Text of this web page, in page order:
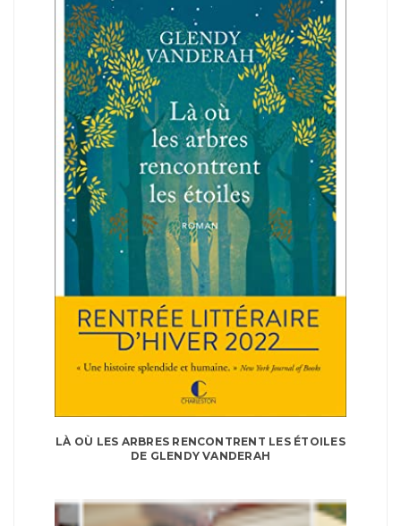
LÀ OÙ LES ARBRES RENCONTRENT LES ÉTOILES
DE GLENDY VANDERAH